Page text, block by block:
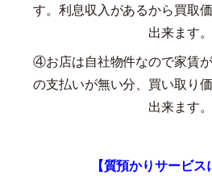
す。利息収入があるから買取
出来ます。
④お店は自社物件なので家賃
の支払いが無い分、買い取り
出来ます。
【質預かりサービス